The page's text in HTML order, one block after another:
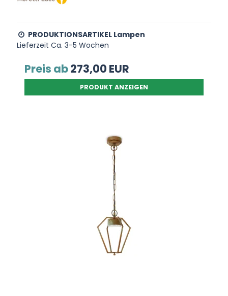
PRODUKTIONSARTIKEL Lampen
Lieferzeit Ca. 3-5 Wochen
Preis ab273,00 EUR
PRODUKT ANZEIGEN